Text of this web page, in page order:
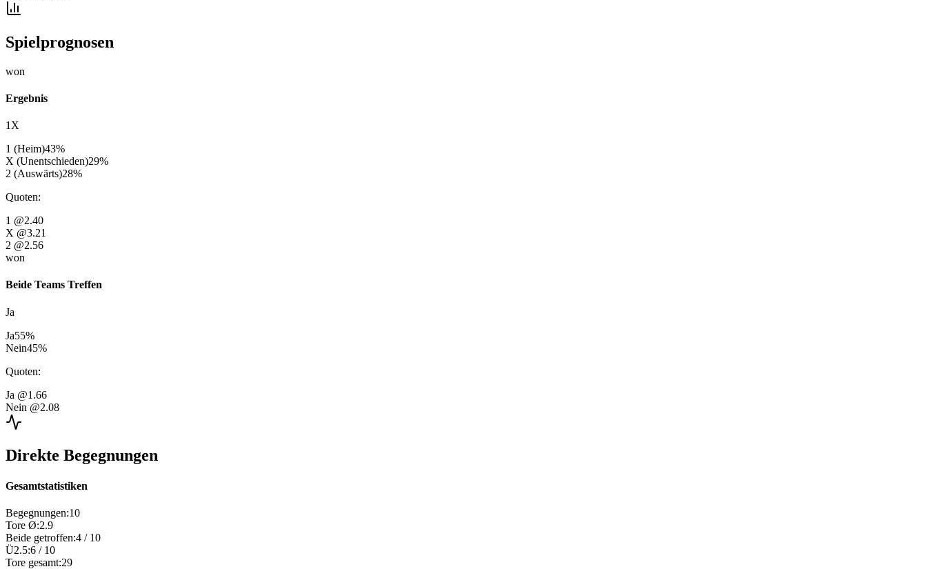
Spielprognosen
won
Ergebnis
1X
1 (Heim)43%
X (Unentschieden)29%
2 (Auswärts)28%
Quoten:
1 @2.40
X @3.21
2 @2.56
won
Beide Teams Treffen
Ja
Ja55%
Nein45%
Quoten:
Ja @1.66
Nein @2.08
Direkte Begegnungen
Gesamtstatistiken
Begegnungen:10
Tore Ø:2.9
Beide getroffen:4 / 10
Ü2.5:6 / 10
Tore gesamt:29